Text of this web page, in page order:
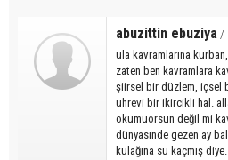
abuzittin ebuziya /
ula kavramlarına
zaten ben kavramlara
şiirsel bir düzlem, içsel
uhrevi bir ikircikli hal.
okumuorsun değil mi
dünyasınde gezen ay
kulağına su kaçmış